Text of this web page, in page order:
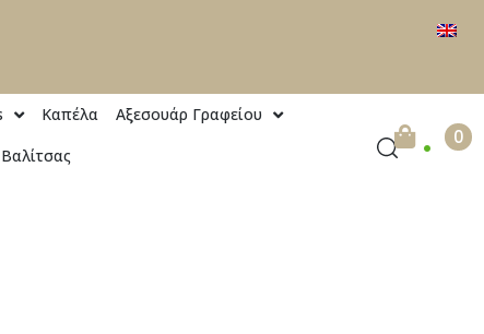
Καπέλα
Αξεσουάρ Γραφείου
. 0